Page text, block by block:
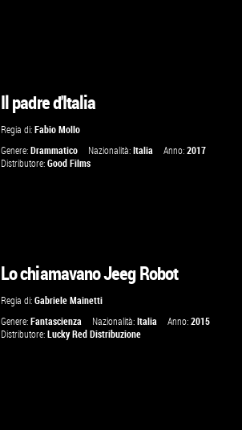
Il padre d'Italia
Regia di:Fabio Mollo
Genere:Drammatico Nazionalità:Italia Anno:2017
Distributore:Good Films
Lo chiamavano Jeeg Robot
Regia di:Gabriele Mainetti
Genere:Fantascienza Nazionalità:Italia Anno:2015
Distributore:Lucky Red Distribuzione